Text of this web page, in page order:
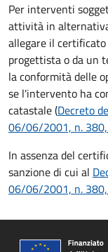
Per interventi
attività in
allegare il
progettista o da un
la conformità delle
se l'intervento ha
catastale (Decreto
06/06/2001, n.
In assenza del
sanzione di cui al
06/06/2001, n.